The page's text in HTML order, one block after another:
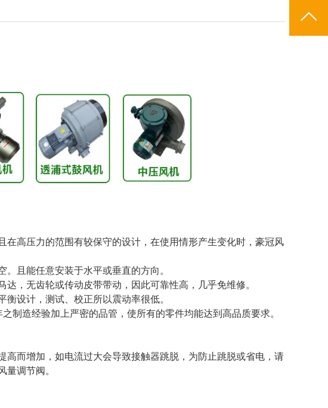
高压力的范围有较保守的设计，在使用情形产生变化时，豪冠风
且能任意安装于水平或垂直的方向。
，无齿轮或传动皮带带动，因此可靠性高，几乎免维修。
设计，测试、校正所以震动率很低。
制造经验加上严密的品管，使所有的零件均能达到高品质要求。
而增加，如电流过大会导致接触器跳脱，为防止跳脱或省电，请
量调节阀。